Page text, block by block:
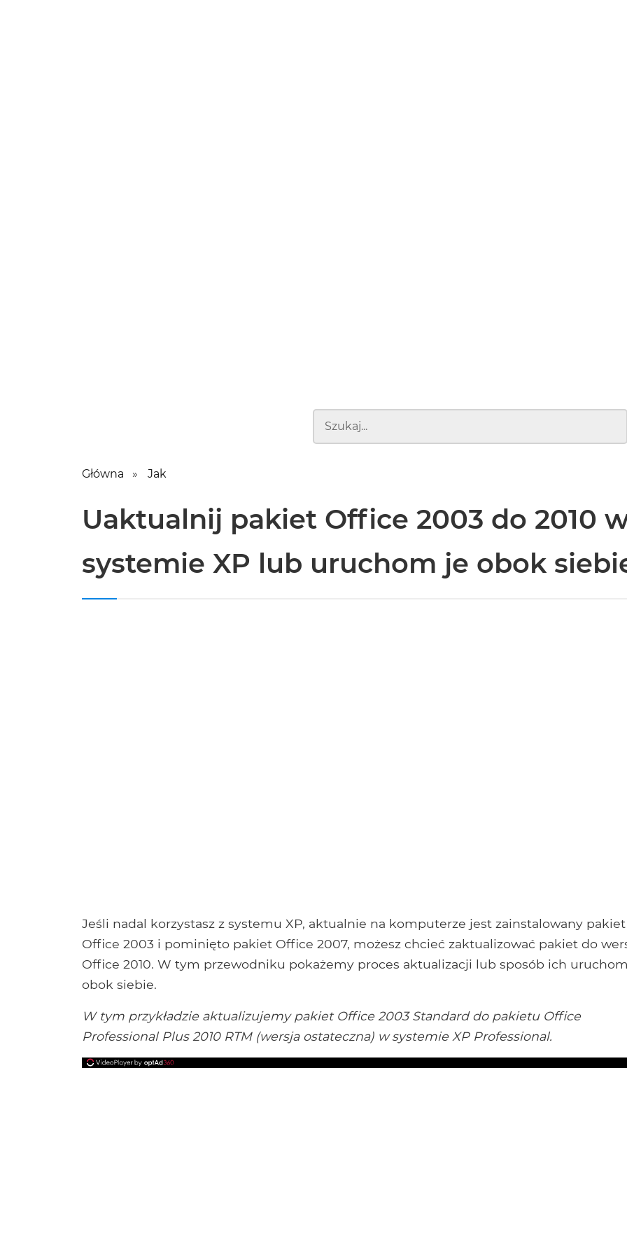
Główna Jak
Uaktualnij pakiet Office 2003 do 2010
systemie XP lub uruchom je obok
Jeśli nadal korzystasz z systemu XP, aktualnie na komputerze jest zainstalowany pakiet
Office 2003 i pominięto pakiet Office 2007, możesz chcieć zaktualizować pakiet do
Office 2010. W tym przewodniku pokażemy proces aktualizacji lub sposób ich
obok siebie.
W tym przykładzie aktualizujemy pakiet Office 2003 Standard do pakietu Office
Professional Plus 2010 RTM (wersja ostateczna) w systemie XP Professional.